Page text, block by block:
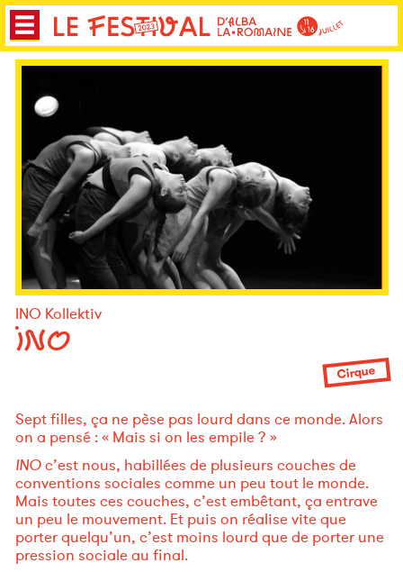
INO Kollektiv
INO
Cirque
Sept filles, ça ne pèse pas lourd dans ce monde. Alors
on a pensé : « Mais si on les empile ? »
INOc’est nous, habillées de plusieurs couches de
conventions sociales comme un peu tout le monde.
Mais toutes ces couches, c’est embêtant, ça entrave
un peu le mouvement. Et puis on réalise vite que
porter quelqu’un, c’est moins lourd que de porter une
pression sociale au final.